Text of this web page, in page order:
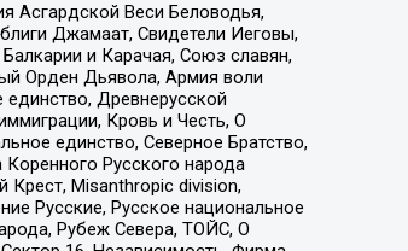
Асгардской Веси Беловодья,
Джамаат, Свидетели Иеговы,
и Карачая, Союз славян,
Орден Дьявола, Армия воли
Древнерусской
Кровь и Честь, О
единство, Северное Братство,
Русского народа
Крест, Misanthropic division,
Русские, Русское национальное
Рубеж Севера, ТОЙС, О